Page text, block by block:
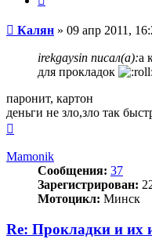
Сообщение
Калян » 09 апр 2011,
irekgaysin писал(а):а
для прокладок
паронит, картон
деньги не зло,зло так
началу
Mamonik
Сообщения: 37
Зарегистрирован:
Мотоцикл: Минск
Re: Прокладки и их